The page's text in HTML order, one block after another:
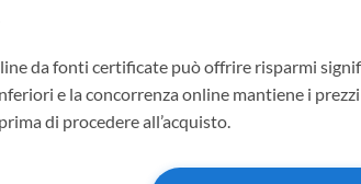
da fonti certificate può offrire risparmi
e la concorrenza online mantiene i
di procedere all’acquisto.